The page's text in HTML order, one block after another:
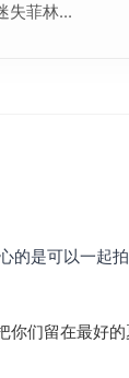
失菲林...
的是可以一起
你们留在最好的